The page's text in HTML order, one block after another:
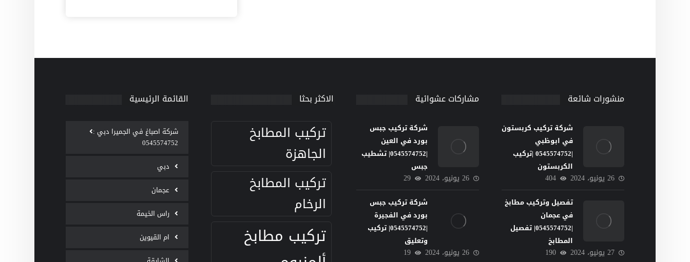
منشورات شائعة
شركة تركيب كربستون
في ابوظبي
|0545574752 |تركيب
الكربستون
26 يونيو، 2024 404
تفصيل وتركيب مطابخ
في عجمان
|0545574752| تفصيل
المطابخ
27 يونيو، 2024 190
مشاركات عشوائية
شركة تركيب جبس
بورد في العين
|0545574752| تشطيب
جبس
26 يونيو، 2024 29
شركة تركيب جبس
بورد في الفجيرة
|0545574752| تركيب
وتعليق
26 يونيو، 2024 19
الاكثر بحثا
تركيب المطابخ
الجاهزة
تركيب المطابخ
الرخام
تركيب مطابخ
القائمة الرئيسية
‫شركة اصباغ في الجميرا دبي :
0545574752
دبي
عجمان
راس الخيمة
ام القيوين